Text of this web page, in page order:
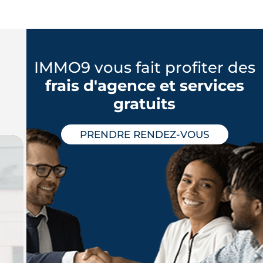
IMMO9 vous fait profiter des
frais d'agence et services
gratuits
PRENDRE RENDEZ-VOUS